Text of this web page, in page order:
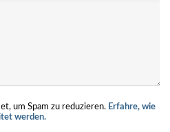
um Spam zu reduzieren. Erfahre, wie
werden.